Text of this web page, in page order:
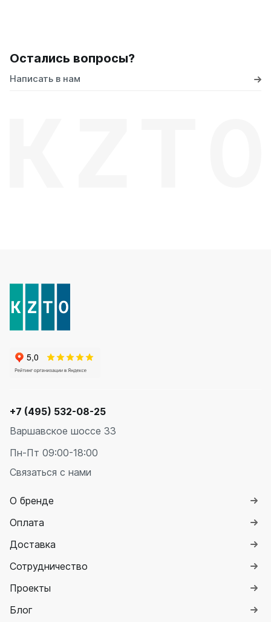
Остались вопросы?
Написать в нам
+7 (495) 532-08-25
Варшавское шоссе 33
Пн-Пт 09:00-18:00
Связаться с нами
О бренде
Оплата
Доставка
Сотрудничество
Проекты
Блог